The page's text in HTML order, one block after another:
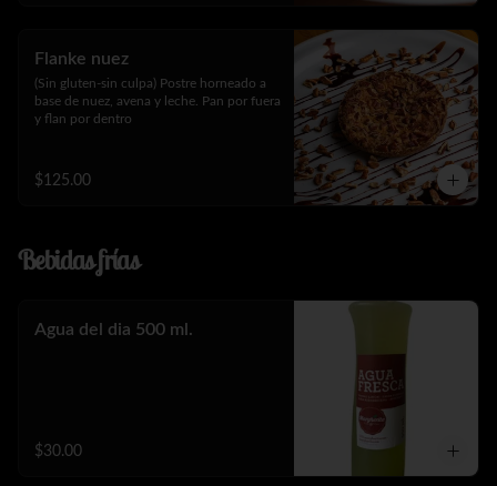
Flanke nuez
(Sin gluten-sin culpa) Postre horneado a
base de nuez, avena y leche. Pan por fuera
y flan por dentro
$125.00
Bebidas frías
Agua del dia 500 ml.
$30.00